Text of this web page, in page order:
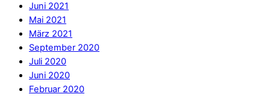
Juni 2021
Mai 2021
März 2021
September 2020
Juli 2020
Juni 2020
Februar 2020